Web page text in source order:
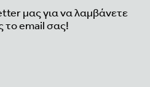
μας για να λαμβάνετε
το email σας!